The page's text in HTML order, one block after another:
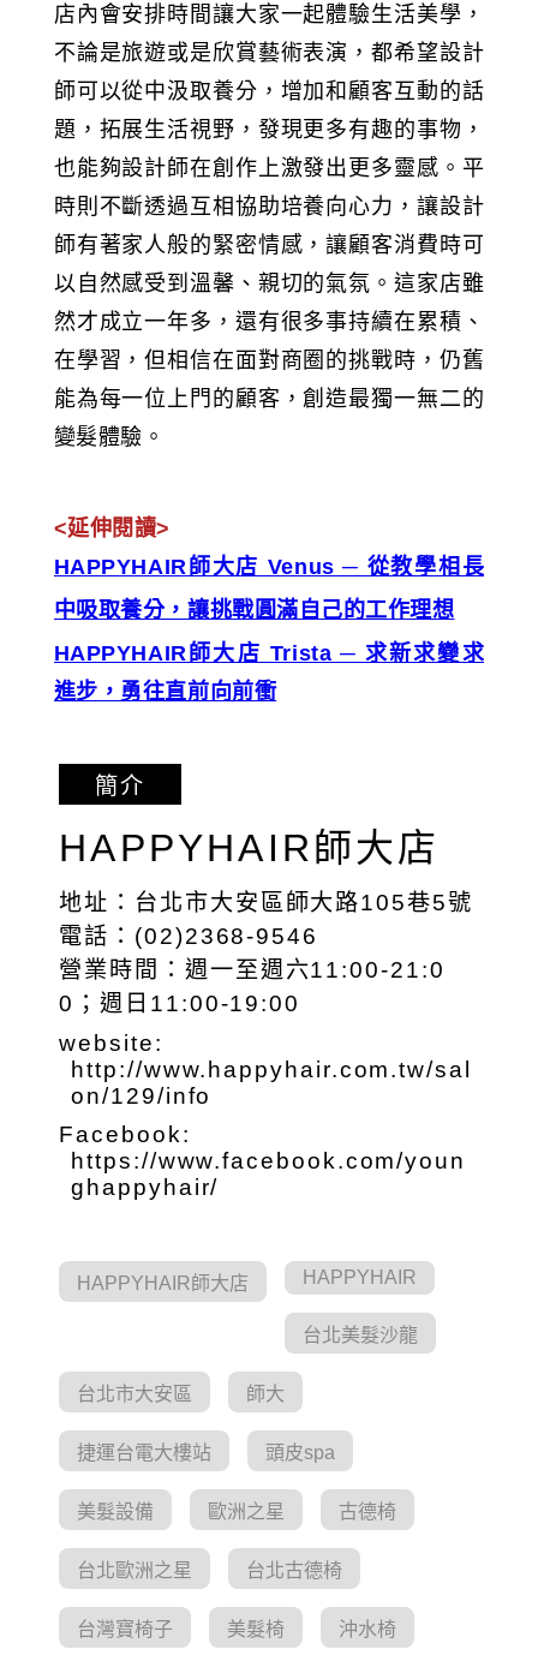
店內會安排時間讓大家一起體驗生活美學，
不論是旅遊或是欣賞藝術表演，都希望設計
師可以從中汲取養分，增加和顧客互動的話
題，拓展生活視野，發現更多有趣的事物，
也能夠設計師在創作上激發出更多靈感。平
時則不斷透過互相協助培養向心力，讓設計
師有著家人般的緊密情感，讓顧客消費時可
以自然感受到溫馨、親切的氣氛。這家店雖
然才成立一年多，還有很多事持續在累積、
在學習，但相信在面對商圈的挑戰時，仍舊
能為每一位上門的顧客，創造最獨一無二的
變髮體驗。
<延伸閱讀>
HAPPYHAIR師大店 Venus ─ 從教學相長
中吸取養分，讓挑戰圓滿自己的工作理想
HAPPYHAIR師大店 Trista ─求新求變求
進步，勇往直前向前衝
簡介
HAPPYHAIR師大店
地址：台北市大安區師大路105巷5號
電話：(02)2368-9546
營業時間：週一至週六11:00-21:0
0；週日11:00-19:00
website:
http://www.happyhair.com.tw/sal
on/129/info
Facebook:
https://www.facebook.com/youn
ghappyhair/
HAPPYHAIR師大店 HAPPYHAIR
台北美髮沙龍
台北市大安區 師大
捷運台電大樓站 頭皮spa
美髮設備 歐洲之星 古德椅
台北歐洲之星 台北古德椅
台灣寶椅子 美髮椅 沖水椅